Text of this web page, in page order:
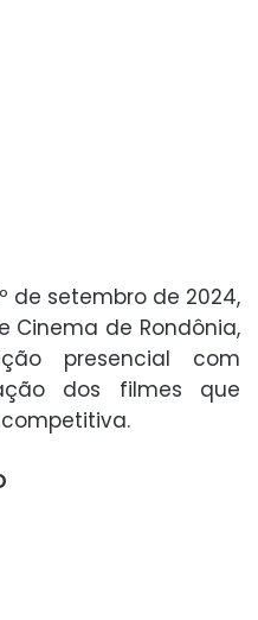
de setembro de 2024,
Cinema de Rondônia,
presencial com
dos filmes que